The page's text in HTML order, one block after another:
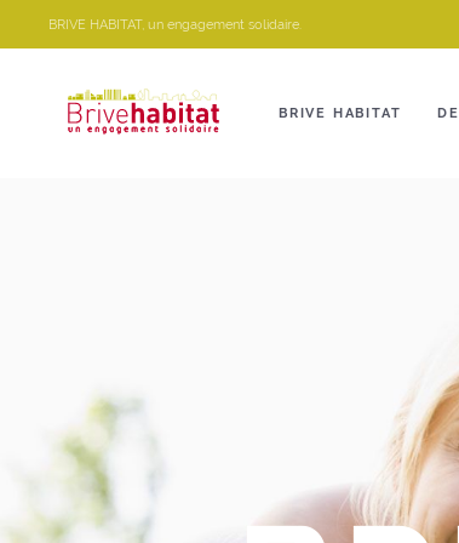
BRIVE HABITAT, un engagement solidaire.
BRIVE HABITAT
Panneau de gestion des cookies